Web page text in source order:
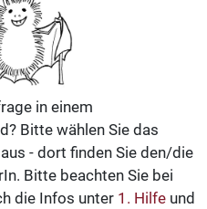
in einem
Bitte wählen Sie das
- dort finden Sie den/die
Bitte beachten Sie bei
die Infos unter 1. Hilfe und